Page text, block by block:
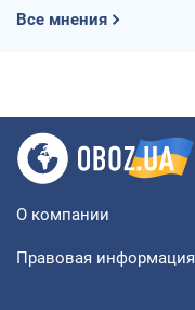
Все мнения
О компании
Правовая информация